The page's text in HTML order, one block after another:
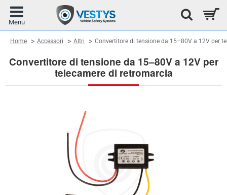
Convertitore di tensione da 15–80V a 12V per
telecamere di retromarcia
HomehomeAccessori Altri Convertitore di tensione da 15–80V a 12V per